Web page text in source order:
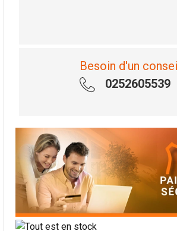
Besoin d'un
0252605539